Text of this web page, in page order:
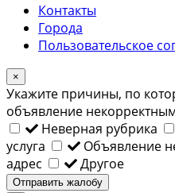
Контакты
Города
Пользовательское
×
Укажите причины, по
объявление
Неверная рубрика
услуга
Объявление
адрес
Другое
Отправить жалобу